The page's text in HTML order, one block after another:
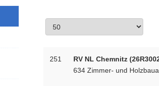
251
RV NL Chemnitz
634 Zimmer- und